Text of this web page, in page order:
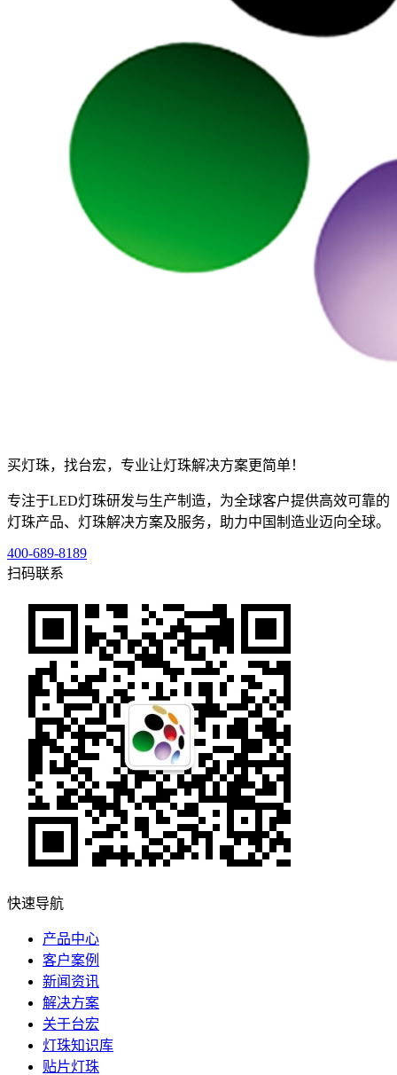
买灯珠，找台宏，专业让灯珠解决方案更简单！
专注于LED灯珠研发与生产制造，为全球客户提供高效可靠的
灯珠产品、灯珠解决方案及服务，助力中国制造业迈向全球。
400-689-8189
扫码联系
快速导航
产品中心
客户案例
新闻资讯
解决方案
关于台宏
灯珠知识库
贴片灯珠